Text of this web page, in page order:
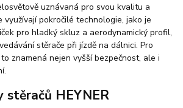
uznávaná pro svou kvalitu a
využívají pokročilé technologie, jako je
pro hladký skluz a aerodynamický profil,
stěrače při jízdě na dálnici. Pro
znamená nejen vyšší bezpečnost, ale i
stěračů HEYNER